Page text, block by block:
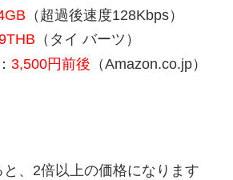
（超過後速度128Kbps）
（タイ バーツ）
3,500円前後 （Amazon.co.jp）
、2倍以上の価格になります